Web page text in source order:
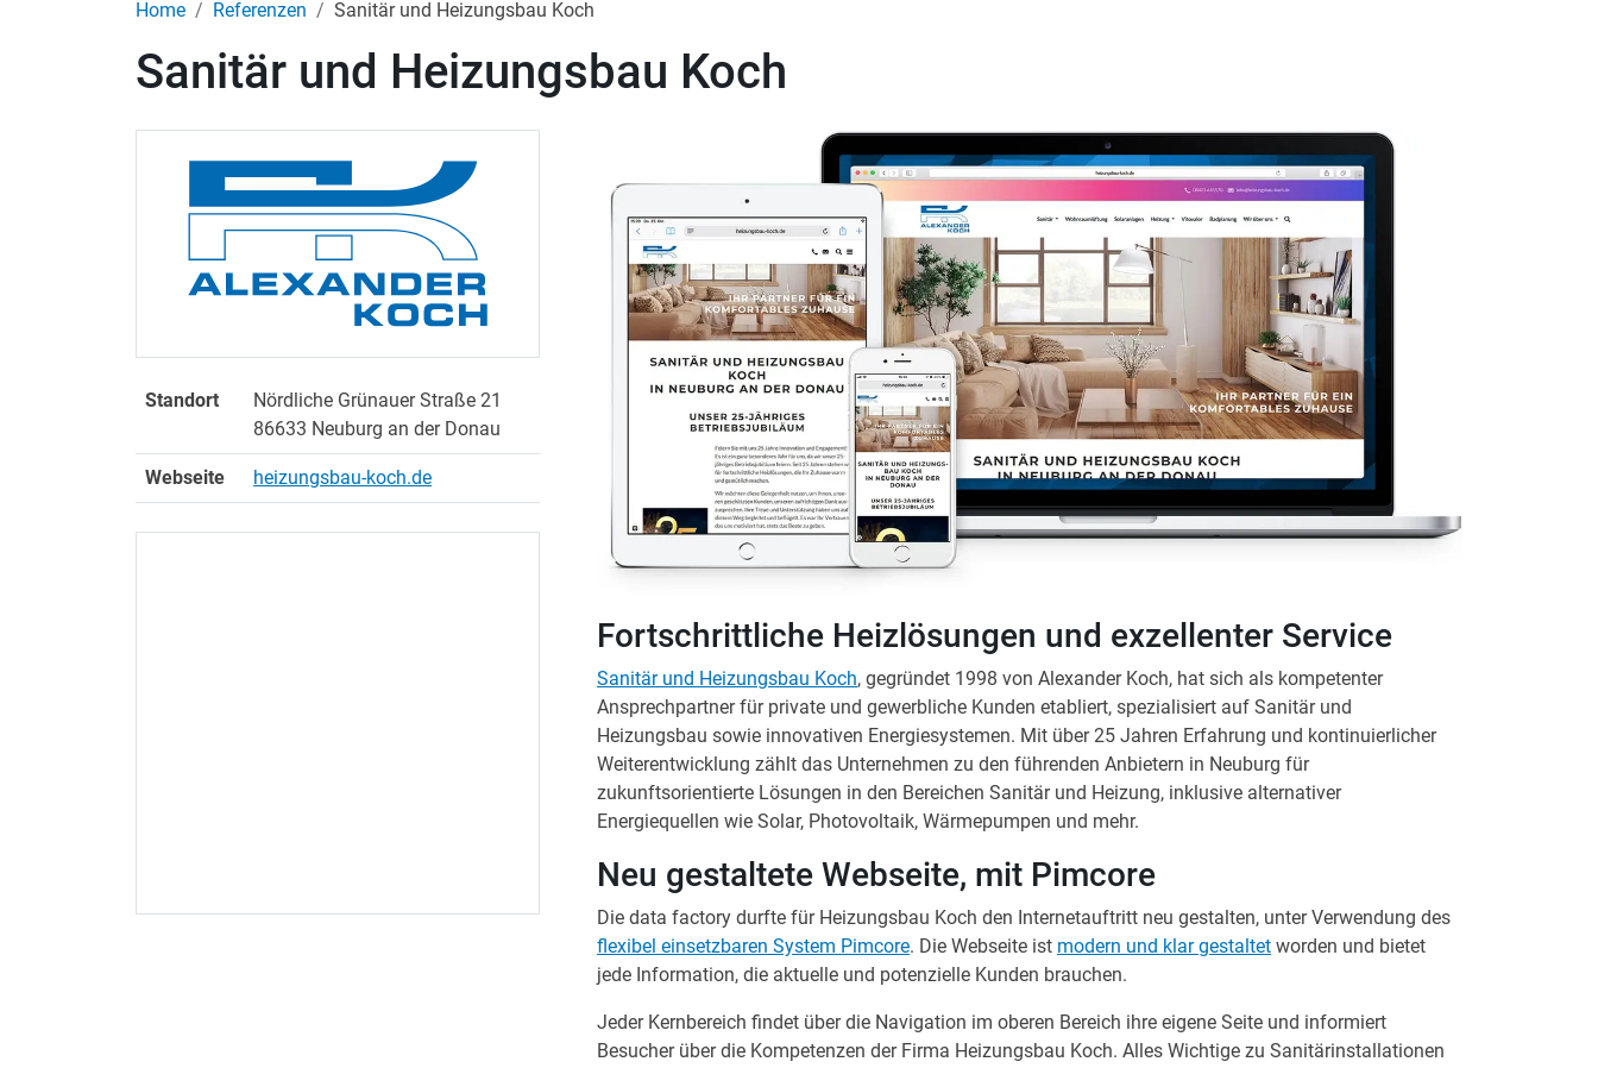
Home Referenzen Sanitär und Heizungsbau Koch
Sanitär und Heizungsbau Koch
Standort
Nördliche Grünauer Straße 21
86633 Neuburg an der Donau
Webseite heizungsbau-koch.de
Fortschrittliche Heizlösungen und exzellenter Service
Sanitär und Heizungsbau Koch, gegründet 1998 von Alexander Koch, hat sich als kompetenter
Ansprechpartner für private und gewerbliche Kunden etabliert, spezialisiert auf Sanitär und
Heizungsbau sowie innovativen Energiesystemen. Mit über 25 Jahren Erfahrung und kontinuierlicher
Weiterentwicklung zählt das Unternehmen zu den führenden Anbietern in Neuburg für
zukunftsorientierte Lösungen in den Bereichen Sanitär und Heizung, inklusive alternativer
Energiequellen wie Solar, Photovoltaik, Wärmepumpen und mehr.
Neu gestaltete Webseite, mit Pimcore
Die data factory durfte für Heizungsbau Koch den Internetauftritt neu gestalten, unter Verwendung des
flexibel einsetzbaren System Pimcore. Die Webseite ist modern und klar gestaltet worden und bietet
jede Information, die aktuelle und potenzielle Kunden brauchen.
Jeder Kernbereich findet über die Navigation im oberen Bereich ihre eigene Seite und informiert
Besucher über die Kompetenzen der Firma Heizungsbau Koch. Alles Wichtige zu Sanitärinstallationen